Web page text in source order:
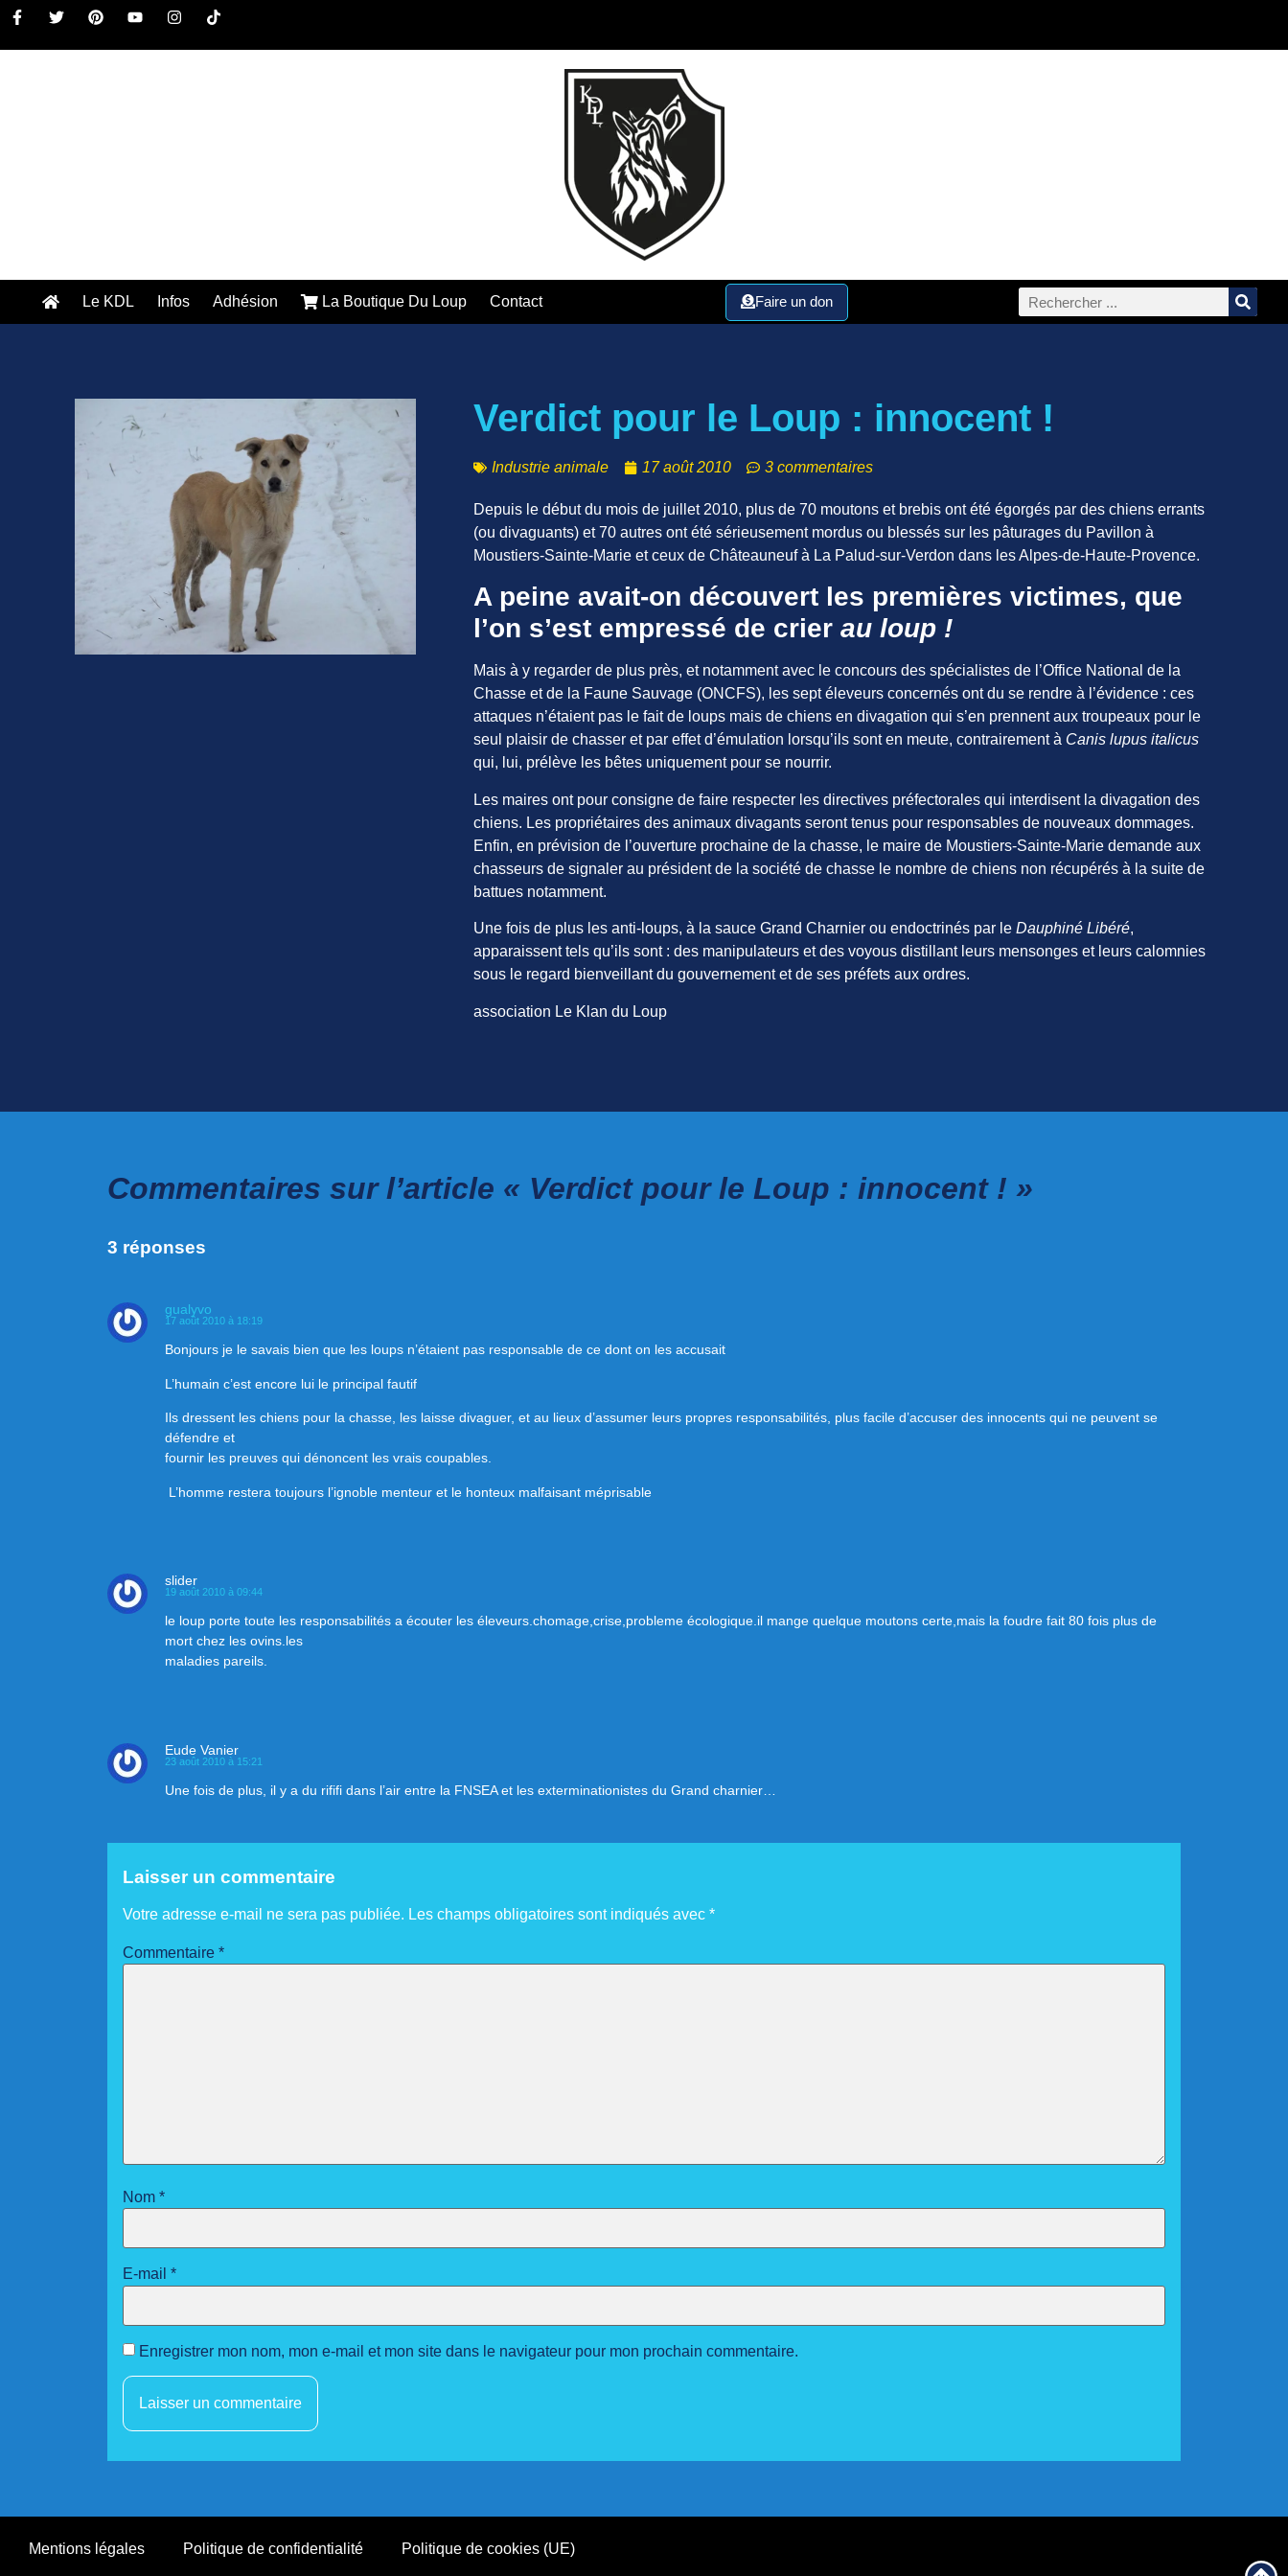
Le KDL Infos Adhésion La Boutique Du Loup Contact Faire un don
Verdict pour le Loup : innocent !
Industrie animale 17 août 2010 3 commentaires
Depuis le début du mois de juillet 2010, plus de 70 moutons et brebis ont été égorgés par des chiens errants
(ou divaguants) et 70 autres ont été sérieusement mordus ou blessés sur les pâturages du Pavillon à
Moustiers-Sainte-Marie et ceux de Châteauneuf à La Palud-sur-Verdon dans les Alpes-de-Haute-Provence.
A peine avait-on découvert les premières victimes, que
l’on s’est empressé de crier au loup !
Mais à y regarder de plus près, et notamment avec le concours des spécialistes de l’Office National de la
Chasse et de la Faune Sauvage (ONCFS), les sept éleveurs concernés ont du se rendre à l’évidence : ces
attaques n’étaient pas le fait de loups mais de chiens en divagation qui s’en prennent aux troupeaux pour le
seul plaisir de chasser et par effet d’émulation lorsqu’ils sont en meute, contrairement à Canis lupus italicus
qui, lui, prélève les bêtes uniquement pour se nourrir.
Les maires ont pour consigne de faire respecter les directives préfectorales qui interdisent la divagation des
chiens. Les propriétaires des animaux divagants seront tenus pour responsables de nouveaux dommages.
Enfin, en prévision de l’ouverture prochaine de la chasse, le maire de Moustiers-Sainte-Marie demande aux
chasseurs de signaler au président de la société de chasse le nombre de chiens non récupérés à la suite de
battues notamment.
Une fois de plus les anti-loups, à la sauce Grand Charnier ou endoctrinés par le Dauphiné Libéré,
apparaissent tels qu’ils sont : des manipulateurs et des voyous distillant leurs mensonges et leurs calomnies
sous le regard bienveillant du gouvernement et de ses préfets aux ordres.
association Le Klan du Loup
Commentaires sur l’article « Verdict pour le Loup : innocent ! »
3 réponses
gualyvo
17 août 2010 à 18:19
Bonjours je le savais bien que les loups n’étaient pas responsable de ce dont on les accusait
L’humain c’est encore lui le principal fautif
Ils dressent les chiens pour la chasse, les laisse divaguer, et au lieux d’assumer leurs propres responsabilités, plus facile d’accuser des innocents qui ne peuvent se
défendre et
fournir les preuves qui dénoncent les vrais coupables.
L’homme restera toujours l’ignoble menteur et le honteux malfaisant méprisable
slider
19 août 2010 à 09:44
le loup porte toute les responsabilités a écouter les éleveurs.chomage,crise,probleme écologique.il mange quelque moutons certe,mais la foudre fait 80 fois plus de
mort chez les ovins.les
maladies pareils.
Eude Vanier
23 août 2010 à 15:21
Une fois de plus, il y a du rififi dans l’air entre la FNSEA et les exterminationistes du Grand charnier…
Laisser un commentaire
Votre adresse e-mail ne sera pas publiée. Les champs obligatoires sont indiqués avec *
Commentaire *
Nom *
E-mail *
Enregistrer mon nom, mon e-mail et mon site dans le navigateur pour mon prochain commentaire.
Mentions légales Politique de confidentialité Politique de cookies (UE)